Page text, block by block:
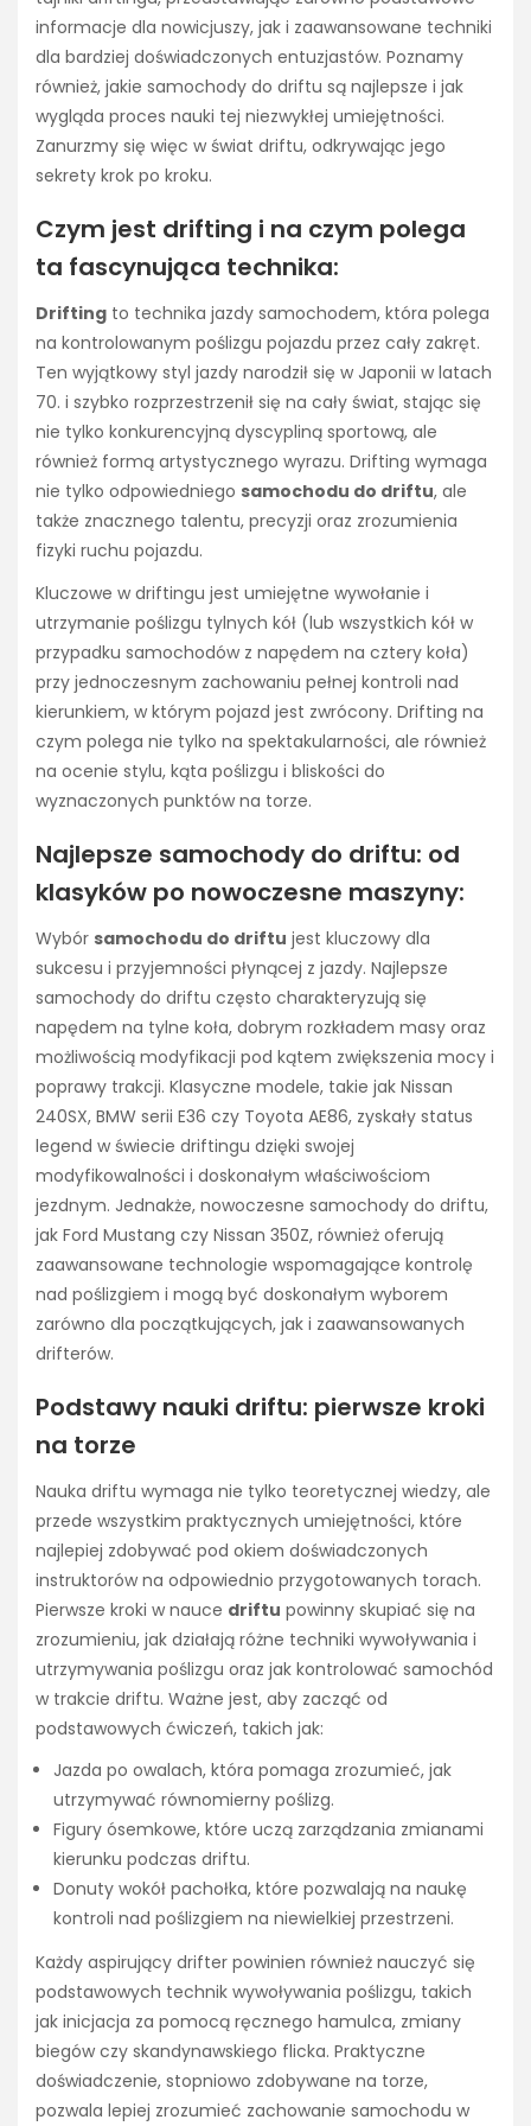
informacje dla nowicjuszy, jak i zaawansowane techniki
dla bardziej doświadczonych entuzjastów. Poznamy
również, jakie samochody do driftu są najlepsze i jak
wygląda proces nauki tej niezwykłej umiejętności.
Zanurzmy się więc w świat driftu, odkrywając jego
sekrety krok po kroku.
Czym jest drifting i na czym polega
ta fascynująca technika:
Drifting to technika jazdy samochodem, która polega
na kontrolowanym poślizgu pojazdu przez cały zakręt.
Ten wyjątkowy styl jazdy narodził się w Japonii w latach
70. i szybko rozprzestrzenił się na cały świat, stając się
nie tylko konkurencyjną dyscypliną sportową, ale
również formą artystycznego wyrazu. Drifting wymaga
nie tylko odpowiedniego samochodu do driftu, ale
także znacznego talentu, precyzji oraz zrozumienia
fizyki ruchu pojazdu.
Kluczowe w driftingu jest umiejętne wywołanie i
utrzymanie poślizgu tylnych kół (lub wszystkich kół w
przypadku samochodów z napędem na cztery koła)
przy jednoczesnym zachowaniu pełnej kontroli nad
kierunkiem, w którym pojazd jest zwrócony. Drifting na
czym polega nie tylko na spektakularności, ale również
na ocenie stylu, kąta poślizgu i bliskości do
wyznaczonych punktów na torze.
Najlepsze samochody do driftu: od
klasyków po nowoczesne maszyny:
Wybór samochodu do driftu jest kluczowy dla
sukcesu i przyjemności płynącej z jazdy. Najlepsze
samochody do driftu często charakteryzują się
napędem na tylne koła, dobrym rozkładem masy oraz
możliwością modyfikacji pod kątem zwiększenia mocy i
poprawy trakcji. Klasyczne modele, takie jak Nissan
240SX, BMW serii E36 czy Toyota AE86, zyskały status
legend w świecie driftingu dzięki swojej
modyfikowalności i doskonałym właściwościom
jezdnym. Jednakże, nowoczesne samochody do driftu,
jak Ford Mustang czy Nissan 350Z, również oferują
zaawansowane technologie wspomagające kontrolę
nad poślizgiem i mogą być doskonałym wyborem
zarówno dla początkujących, jak i zaawansowanych
drifterów.
Podstawy nauki driftu: pierwsze kroki
na torze
Nauka driftu wymaga nie tylko teoretycznej wiedzy, ale
przede wszystkim praktycznych umiejętności, które
najlepiej zdobywać pod okiem doświadczonych
instruktorów na odpowiednio przygotowanych torach.
Pierwsze kroki w nauce driftu powinny skupiać się na
zrozumieniu, jak działają różne techniki wywoływania i
utrzymywania poślizgu oraz jak kontrolować samochód
w trakcie driftu. Ważne jest, aby zacząć od
podstawowych ćwiczeń, takich jak:
Jazda po owalach, która pomaga zrozumieć, jak
utrzymywać równomierny poślizg.
Figury ósemkowe, które uczą zarządzania zmianami
kierunku podczas driftu.
Donuty wokół pachołka, które pozwalają na naukę
kontroli nad poślizgiem na niewielkiej przestrzeni.
Każdy aspirujący drifter powinien również nauczyć się
podstawowych technik wywoływania poślizgu, takich
jak inicjacja za pomocą ręcznego hamulca, zmiany
biegów czy skandynawskiego flicka. Praktyczne
doświadczenie, stopniowo zdobywane na torze,
pozwala lepiej zrozumieć zachowanie samochodu w